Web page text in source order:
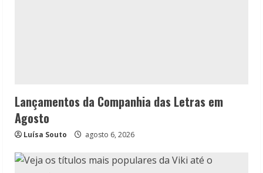
Lançamentos da Companhia das Letras em
Agosto
Luísa Souto agosto 6, 2026